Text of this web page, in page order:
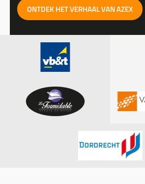
ONTDEK HET VERHAAL VAN AZEX